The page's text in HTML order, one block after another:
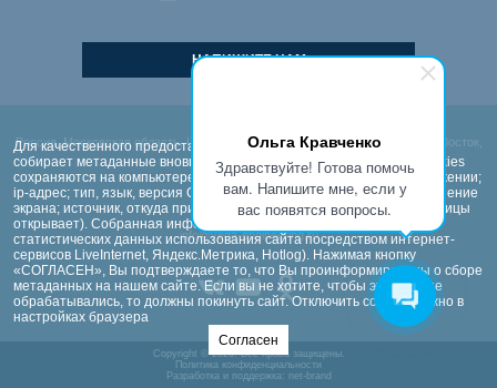
Ольга Кравченко
Здравствуйте! Готова помочь
вам. Напишите мне, если у
вас появятся вопросы.
НАПИШИТЕ НАМ
Россия, Московская область, Щелковский район, д. Огуднево, территория Восток,
+7 (499) 39-77-123
+7 (926) 399-87-00
info@vega-engineering.ru
Copyright © 2026. Все права защищены.
Политика конфиденциальности
Разработка и поддержка: net- brand
Для качественного предоставления услуг, сайт vega-engineering.ru
собирает метаданные вновь зашедших пользователей. Файлы cookies
сохраняются на компьютере пользователя (сведения о местоположении;
ip-адрес; тип, язык, версия ОС и браузера; тип устройства и разрешение
экрана; источник, откуда пришел на сайт пользователь; какие страницы
открывает). Собранная информация используется для обработки
статистических данных использования сайта посредством интернет-
сервисов LiveInternet, Яндекс.Метрика, Hotlog). Нажимая кнопку
«СОГЛАСЕН», Вы подтверждаете то, что Вы проинформированы о сборе
метаданных на нашем сайте. Если вы не хотите, чтобы эти данные
обрабатывались, то должны покинуть сайт. Отключить cookies можно в
настройках браузера
Согласен